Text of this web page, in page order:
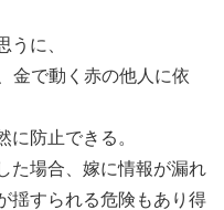
うに、
金で動く赤の他人に依
に防止できる。
た場合、嫁に情報が漏れ
揺すられる危険もあり得